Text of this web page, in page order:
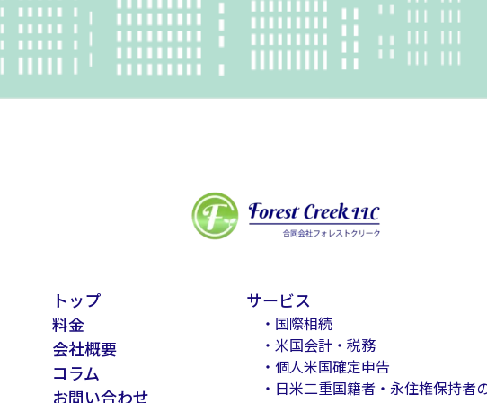
トップ
料金
会社概要
コラム
お問い合わせ
サービス
・国際相続
・米国会計・税務
・個人米国確定申告
・日米二重国籍者・永住権保持者